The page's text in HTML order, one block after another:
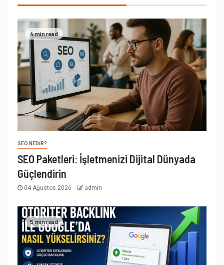
4 min read
SEO NEDIR?
SEO Paketleri: İşletmenizi Dijital Dünyada
Güçlendirin
04 Ağustos 2026 admin
5 min read